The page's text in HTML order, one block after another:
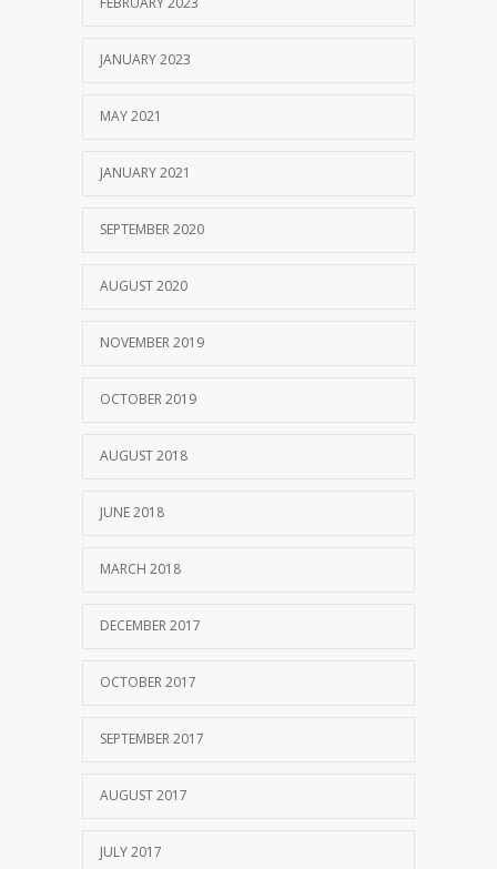
JANUARY 2023
MAY 2021
JANUARY 2021
SEPTEMBER 2020
AUGUST 2020
NOVEMBER 2019
OCTOBER 2019
AUGUST 2018
JUNE 2018
MARCH 2018
DECEMBER 2017
OCTOBER 2017
SEPTEMBER 2017
AUGUST 2017
JULY 2017